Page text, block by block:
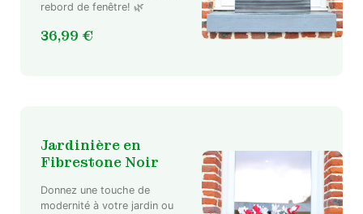
rebord de fenêtre! 🌿
36,99 €
Jardinière en
Fibrestone Noir
Donnez une touche de
modernité à votre jardin ou